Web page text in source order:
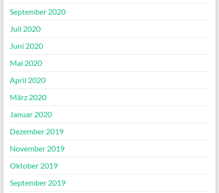
September 2020
Juli 2020
Juni 2020
Mai 2020
April 2020
März 2020
Januar 2020
Dezember 2019
November 2019
Oktober 2019
September 2019